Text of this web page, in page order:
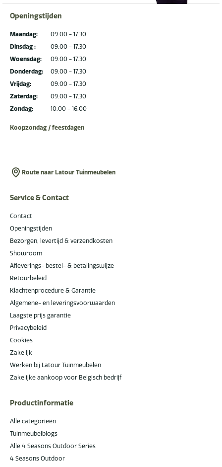
Openingstijden
Maandag:
Dinsdag :
Woensdag:
Donderdag:
Vrijdag:
Zaterdag:
Zondag:
09.00 - 17.30
09.00 - 17.30
09.00 - 17.30
09.00 - 17.30
09.00 - 17.30
09.00 - 17.30
10.00 - 16.00
Koopzondag / feestdagen
Route naar Latour Tuinmeubelen
Service & Contact
Contact
Openingstijden
Bezorgen, levertijd & verzendkosten
Showroom
Afleverings- bestel- & betalingswijze
Retourbeleid
Klachtenprocedure & Garantie
Algemene- en leveringsvoorwaarden
Laagste prijs garantie
Privacybeleid
Cookies
Zakelijk
Werken bij Latour Tuinmeubelen
Zakelijke aankoop voor Belgisch bedrijf
Productinformatie
Alle categorieën
Tuinmeubelblogs
Alle 4 Seasons Outdoor Series
4 Seasons Outdoor